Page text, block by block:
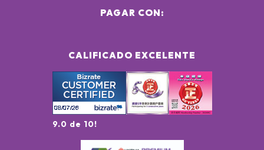
CALIFICADO EXCELENTE
9.0 de 10!
PAGAR CON: